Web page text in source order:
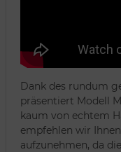
Dank des rundum
präsentiert Modell
kaum von echtem
empfehlen wir
aufzunehmen, da